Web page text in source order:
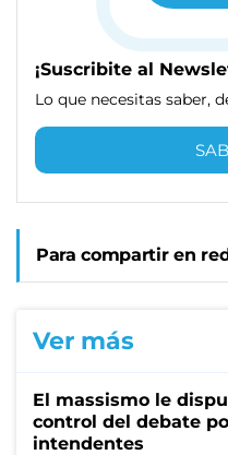
¡Suscribite al
Lo que necesitas saber,
Para compartir en
Ver más
El massismo le
control del debate
intendentes